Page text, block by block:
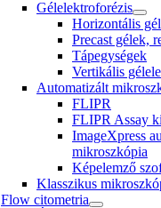
Gélelektroforézis
Horizontális
Precast gélek,
Tápegységek
Vertikális
Automatizált
FLIPR
FLIPR Assay
ImageXpress
mikroszkópia
Képelemző
Klasszikus
Flow citometria